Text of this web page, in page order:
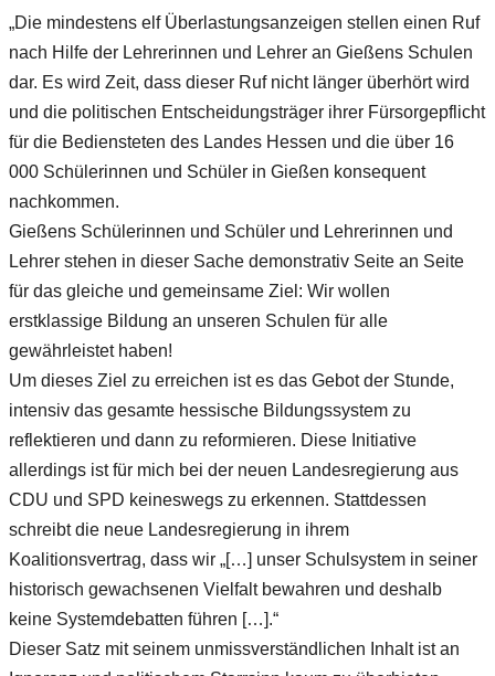
„Die mindestens elf Überlastungsanzeigen stellen einen Ruf
nach Hilfe der Lehrerinnen und Lehrer an Gießens Schulen
dar. Es wird Zeit, dass dieser Ruf nicht länger überhört wird
und die politischen Entscheidungsträger ihrer Fürsorgepflicht
für die Bediensteten des Landes Hessen und die über 16
000 Schülerinnen und Schüler in Gießen konsequent
nachkommen.
Gießens Schülerinnen und Schüler und Lehrerinnen und
Lehrer stehen in dieser Sache demonstrativ Seite an Seite
für das gleiche und gemeinsame Ziel: Wir wollen
erstklassige Bildung an unseren Schulen für alle
gewährleistet haben!
Um dieses Ziel zu erreichen ist es das Gebot der Stunde,
intensiv das gesamte hessische Bildungssystem zu
reflektieren und dann zu reformieren. Diese Initiative
allerdings ist für mich bei der neuen Landesregierung aus
CDU und SPD keineswegs zu erkennen. Stattdessen
schreibt die neue Landesregierung in ihrem
Koalitionsvertrag, dass wir „[…] unser Schulsystem in seiner
historisch gewachsenen Vielfalt bewahren und deshalb
keine Systemdebatten führen […].“
Dieser Satz mit seinem unmissverständlichen Inhalt ist an